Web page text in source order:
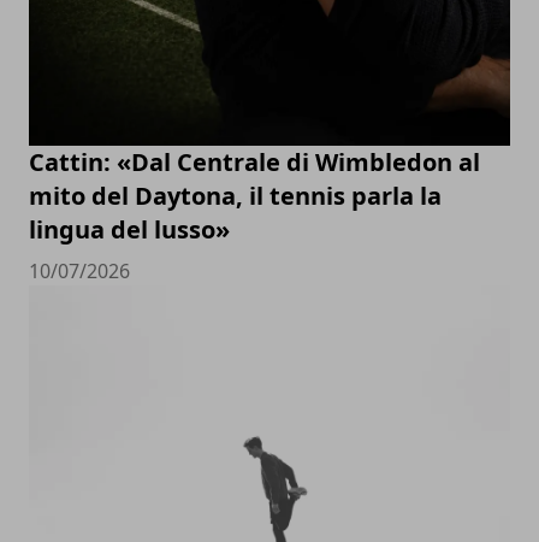
Cattin: «Dal Centrale di Wimbledon al
mito del Daytona, il tennis parla la
lingua del lusso»
10/07/2026